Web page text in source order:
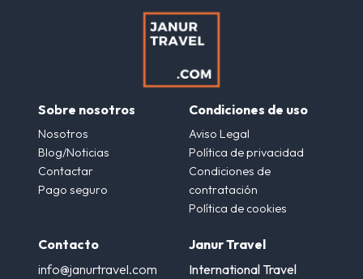
Sobre nosotros
Nosotros
Blog/Noticias
Contactar
Pago seguro
Condiciones de uso
Aviso Legal
Política de privacidad
Condiciones de
contratación
Política de cookies
Contacto
info@janurtravel.com
Janur Travel
International Travel